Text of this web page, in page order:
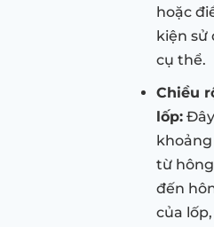
hoặc
kiện sử
cụ thể.
Chiều
lốp:
từ
đến
của lốp,